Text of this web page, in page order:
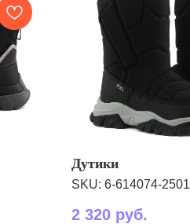
Дутики
SKU: 6-614074-2501
2 320 руб.